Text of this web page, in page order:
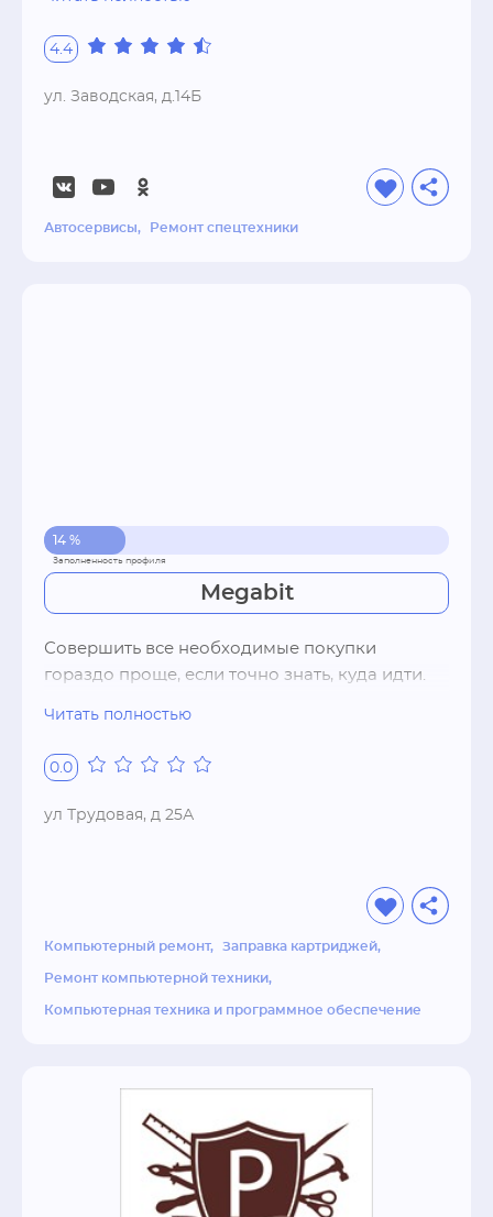
лет. Наш богатый опыт позволяет
производить ремонт любой сложности
малотоннажного и грузового транспорта, как
4.4
ул. Заводская, д.14Б
Автосервисы Ремонт спецтехники
14 %
Megabit
Совершить все необходимые покупки
гораздо проще, если точно знать, куда идти.
предлагает потратить время с пользой.
В магазине вас ждут приветливые продавцы и
выгодные цены. Основной товар —,
материалов, фототовары, крупная бытовая
навигационное оборудование.
лазерных и струйных картриджей
Читать полностью
0.0
ул Трудовая, д 25А
Компьютерный ремонт Заправка картриджей
Ремонт компьютерной техники
Компьютерная техника и программное обеспечение